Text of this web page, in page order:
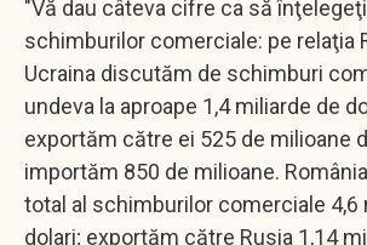
"Vă dau câteva cifre ca să
schimburilor comerciale: pe relaţia
Ucraina discutăm de schimburi
undeva la aproape 1,4 miliarde de
exportăm către ei 525 de milioane
importăm 850 de milioane.
total al schimburilor comerciale 4,6
dolari; exportăm către Rusia 1,14